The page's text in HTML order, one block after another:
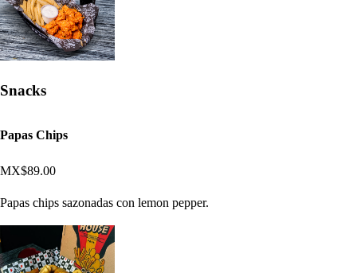
Snacks
Papas Chips
MX$89.00
Papas chips sazonadas con lemon pepper.